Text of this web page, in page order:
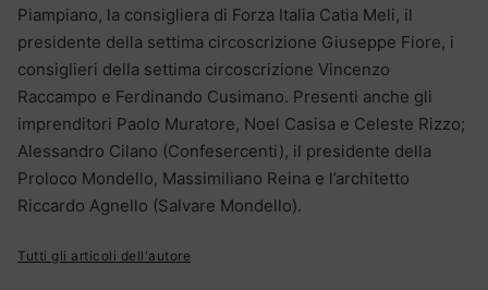
Piampiano, la consigliera di Forza Italia Catia Meli, il
presidente della settima circoscrizione Giuseppe Fiore, i
consiglieri della settima circoscrizione Vincenzo
Raccampo e Ferdinando Cusimano. Presenti anche gli
imprenditori Paolo Muratore, Noel Casisa e Celeste Rizzo;
Alessandro Cilano (Confesercenti), il presidente della
Proloco Mondello, Massimiliano Reina e l’architetto
Riccardo Agnello (Salvare Mondello).
Tutti gli articoli dell'autore